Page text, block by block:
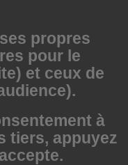
ses propres
pour le
et ceux de
à
tiers, appuyez